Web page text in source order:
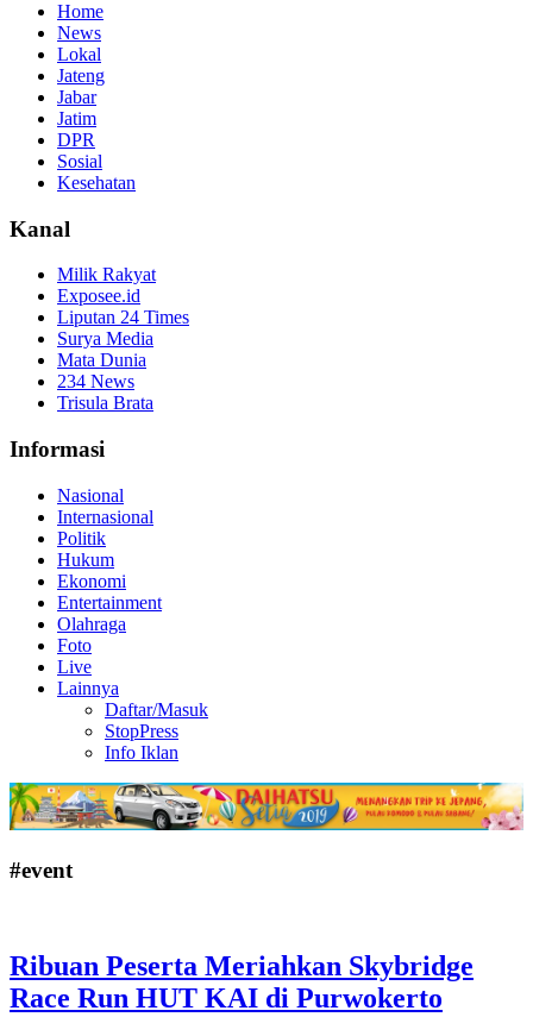
Home
News
Lokal
Jateng
Jabar
Jatim
DPR
Sosial
Kesehatan
Kanal
Milik Rakyat
Exposee.id
Liputan 24 Times
Surya Media
Mata Dunia
234 News
Trisula Brata
Informasi
Nasional
Internasional
Politik
Hukum
Ekonomi
Entertainment
Olahraga
Foto
Live
Lainnya
Daftar/Masuk
StopPress
Info Iklan
#event
Ribuan Peserta Meriahkan Skybridge
Race Run HUT KAI di Purwokerto